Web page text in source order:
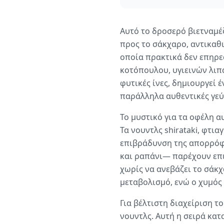
Αυτό το δροσερό
προς το σάκχαρο,
οποία πρακτικά δεν
κοτόπουλου, υγιεινών
φυτικές ίνες,
παράλληλα αυθεντικές
Το μυστικό για τα οφέλη
Τα νουντλς shirataki,
επιβράδυνση της
και ραπάνι— παρέχουν
χωρίς να ανεβάζει το
μεταβολισμό, ενώ ο χυμός
Για βέλτιστη διαχείριση
νουντλς. Αυτή η σειρά